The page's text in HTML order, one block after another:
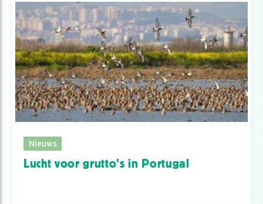
Nieuws
Lucht voor grutto's in Portugal